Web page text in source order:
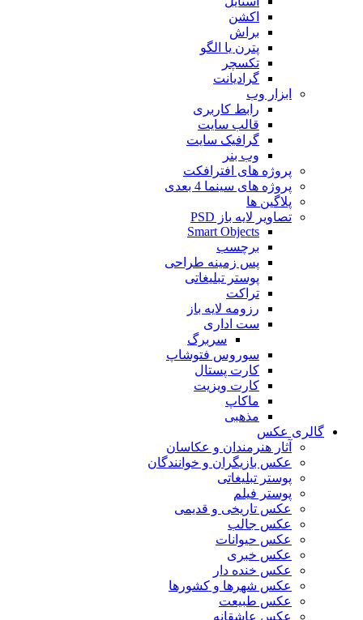
اکشن
براش
پترن یا الگو
تکسچر
گرادیانت
ابزار وب
رابط کاربری
قالب سایت
گرافیک سایت
وب بنر
پروژه های افترافکت
پروژه های سینما 4 بعدی
پلاگین ها
تصاویر لایه باز PSD
Smart Objects
برچسب
پس زمینه طراحی
پوستر تبلیغاتی
تراکت
رزومه لایه باز
ست اداری
سربرگ
سوروس فتوشاپ
کارت پستال
کارت ویزیت
ماکاپ
مذهبی
گالری عکس
آثار هنرمندان و عکاسان
عکس بازیگران و خوانندگان
پوستر تبلیغاتی
پوستر فیلم
عکس تاریخی و قدیمی
عکس جالب
عکس حیوانات
عکس خبری
عکس خنده دار
عکس شهرها و کشورها
عکس طبیعت
عکس عاشقانه